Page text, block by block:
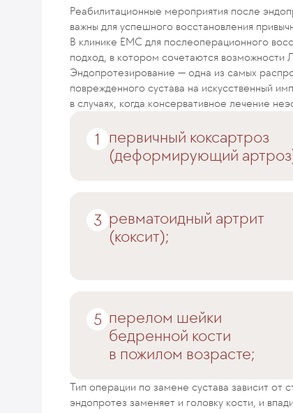
Реабилитационные мероприятия после
важны для успешного восстановления
В клинике EMC для послеоперационного
подход, в котором сочетаются возможности
Эндопротезирование — одна из самых
поврежденного сустава на искусственный
в случаях, когда консервативное лечение
первичный коксартроз
(деформирующий
ревматоидный артрит
(коксит);
перелом шейки
бедренной кости
в пожилом возрасте;
Тип операции по замене сустава зависит от
эндопротез заменяет и головку кости, и